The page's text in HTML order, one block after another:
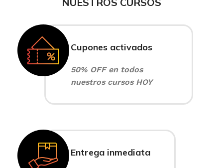
Cupones activados
50% OFF en todos
nuestros cursos HOY
Entrega inmediata